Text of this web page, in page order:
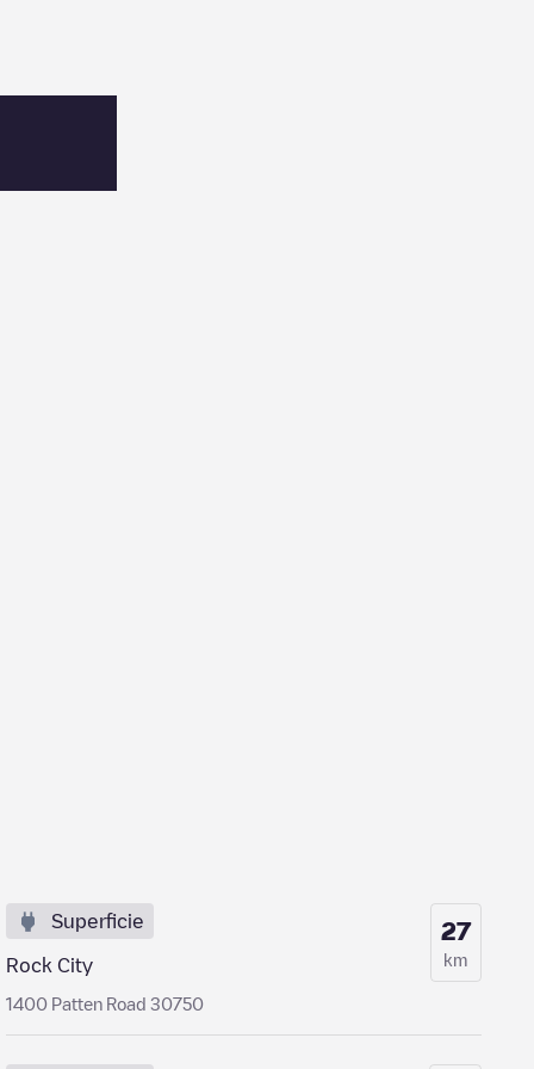
Superficie
Rock City
1400 Patten Road 30750
27
km